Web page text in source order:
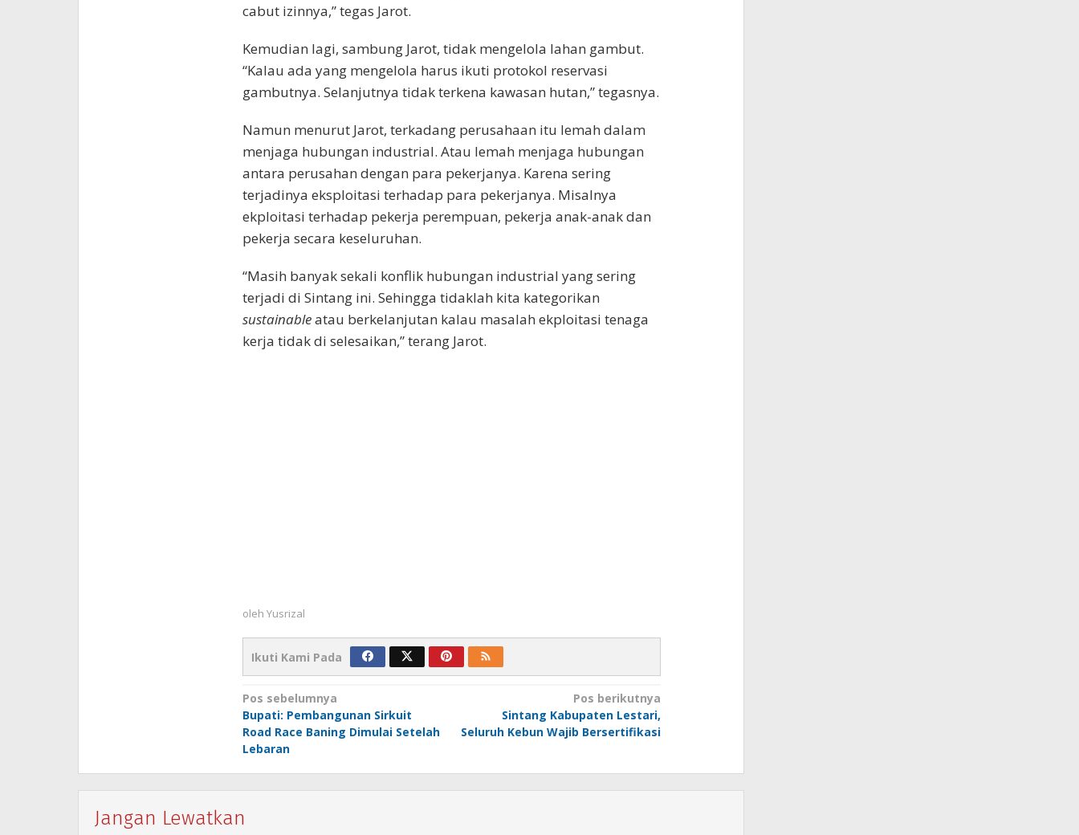
cabut izinnya,” tegas Jarot.
Kemudian lagi, sambung Jarot, tidak mengelola lahan gambut.
“Kalau ada yang mengelola harus ikuti protokol reservasi
gambutnya. Selanjutnya tidak terkena kawasan hutan,” tegasnya.
Namun menurut Jarot, terkadang perusahaan itu lemah dalam
menjaga hubungan industrial. Atau lemah menjaga hubungan
antara perusahan dengan para pekerjanya. Karena sering
terjadinya eksploitasi terhadap para pekerjanya. Misalnya
ekploitasi terhadap pekerja perempuan, pekerja anak-anak dan
pekerja secara keseluruhan.
“Masih banyak sekali konflik hubungan industrial yang sering
terjadi di Sintang ini. Sehingga tidaklah kita kategorikan
sustainableatau berkelanjutan kalau masalah ekploitasi tenaga
kerja tidak di selesaikan,” terang Jarot.
oleh Yusrizal
Ikuti Kami Pada
Navigasi
pos
Pos sebelumnya
Bupati: Pembangunan Sirkuit
Road Race Baning Dimulai Setelah
Lebaran
Pos berikutnya
Sintang Kabupaten Lestari,
Seluruh Kebun Wajib Bersertifikasi
Jangan Lewatkan